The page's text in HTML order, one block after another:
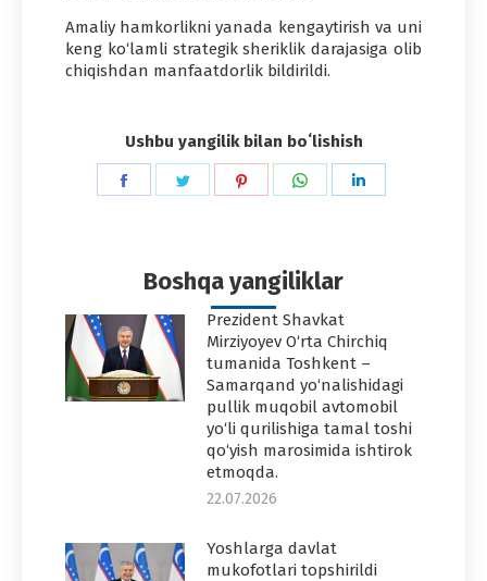
Amaliy hamkorlikni yanada kengaytirish va uni
keng ko‘lamli strategik sheriklik darajasiga olib
chiqishdan manfaatdorlik bildirildi.
Ushbu yangilik bilan boʻlishish
Share
Share
Share
Share
Boshqa yangiliklar
Prezident Shavkat
Mirziyoyev O‘rta Chirchiq
tumanida Toshkent –
Samarqand yo‘nalishidagi
pullik muqobil avtomobil
yo‘li qurilishiga tamal toshi
qo‘yish marosimida ishtirok
etmoqda.
22.07.2026
Yoshlarga davlat
mukofotlari topshirildi